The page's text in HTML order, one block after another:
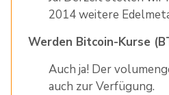
2014 weitere
Werden Bitcoin-Kurse
Auch ja! Der
auch zur Verfügung.